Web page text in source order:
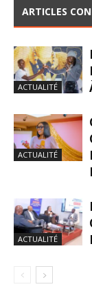
ARTICLES
ACTUALITÉ
ACTUALITÉ
ACTUALITÉ